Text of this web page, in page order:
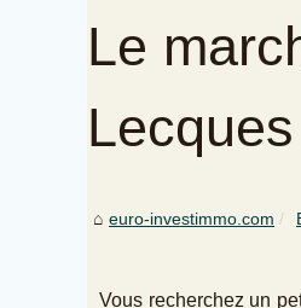
Le
Lecques
euro-investimmo.com
Vous recherchez un